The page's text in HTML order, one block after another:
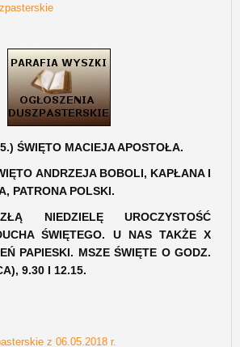
ŚWIĘTO MACIEJA APOSTOŁA.
ANDRZEJA BOBOLI, KAPŁANA I
PATRONA POLSKI.
NIEDZIELĘ UROCZYSTOŚĆ
ŚWIĘTEGO. U NAS TAKŻE X
PAPIESKI. MSZE ŚWIĘTE O GODZ.
9.30 I 12.15.
z 06.05.2018 r.